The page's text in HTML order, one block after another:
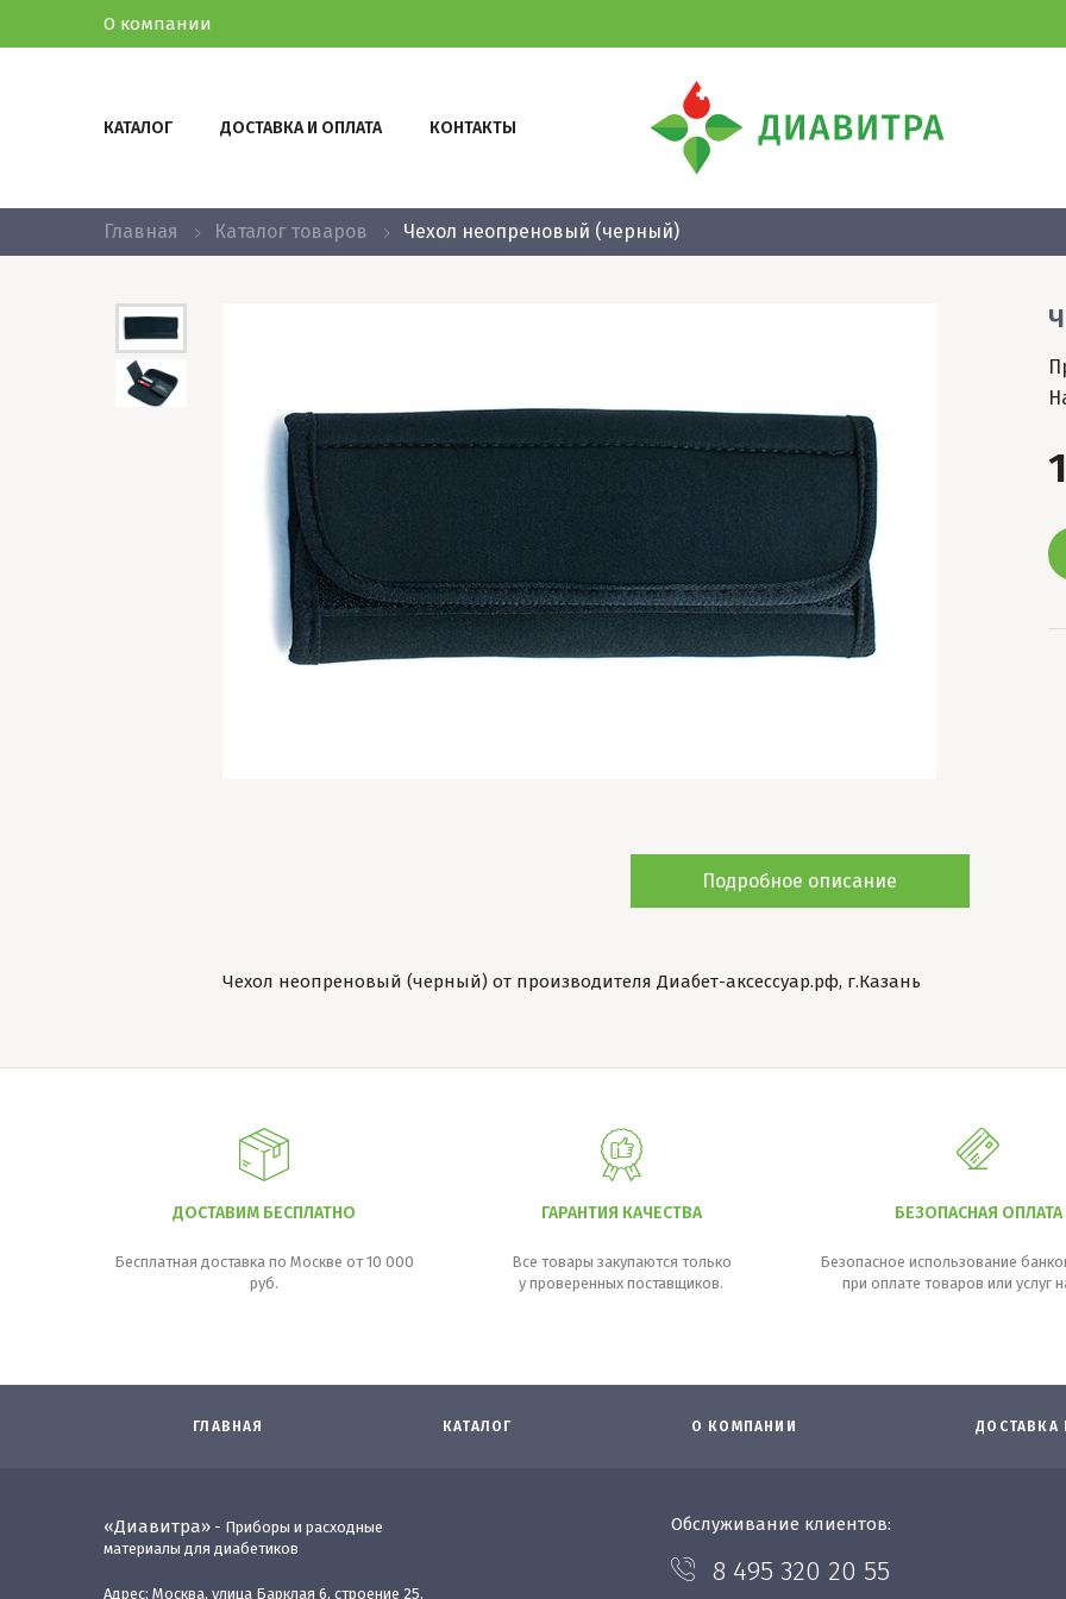
О компании
КАТАЛОГ ДОСТАВКА И ОПЛАТА КОНТАКТЫ
Главная Каталог товаров Чехол неопреновый (черный)
Подробное описание
Чехол неопреновый (черный) от производителя Диабет-аксессуар.рф, г.Казань
ДОСТАВИМ БЕСПЛАТНО
Бесплатная доставка по Москве от 10 000
руб.
ГАРАНТИЯ КАЧЕСТВА
Все товары закупаются только
у проверенных поставщиков.
БЕЗОПАСНАЯ ОПЛАТА
Безопасное использование
при оплате товаров или услуг
ГЛАВНАЯ КАТАЛОГ О КОМПАНИИ ДОСТАВКА
«Диавитра» - Приборы и расходные
материалы для диабетиков
Адрес: Москва, улица Барклая 6, строение 25,
Обслуживание клиентов:
8 495 320 20 55